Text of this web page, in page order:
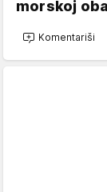
morskoj
Komentariši